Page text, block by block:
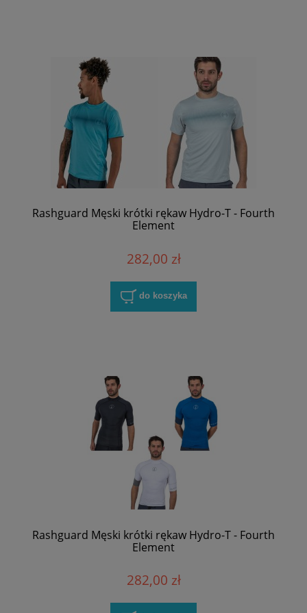
Rashguard Męski krótki rękaw Hydro-T - Fourth
Element
282,00 zł
do koszyka
Rashguard Męski krótki rękaw Hydro-T - Fourth
Element
282,00 zł